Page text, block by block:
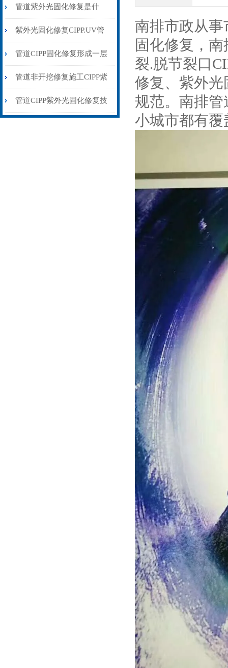
管道紫外光固化修复是什
么？
紫外光固化修复CIPP.UV管
道非开挖光固化修复
管道CIPP固化修复形成一层
坚硬的“管中管”
管道非开挖修复施工CIPP紫
外光固化修复流程
管道CIPP紫外光固化修复技
南排市政从事
固化修复，
裂.脱节裂口
修复、紫外
规范。南排
小城市都有覆